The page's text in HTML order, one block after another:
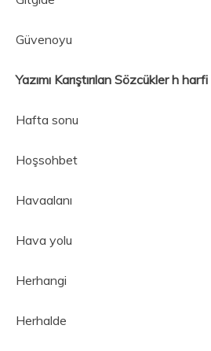
Güvenoyu
Yazımı Karıştırılan Sözcükler h harfi
Hafta sonu
Hoşsohbet
Havaalanı
Hava yolu
Herhangi
Herhalde